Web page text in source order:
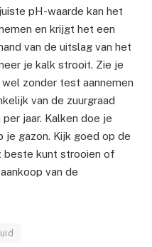
pH-waarde kan het
en krijgt het een
van de uitslag van het
je kalk strooit. Zie je
zonder test aannemen
van de zuurgraad
jaar. Kalken doe je
gazon. Kijk goed op de
beste kunt strooien of
van de